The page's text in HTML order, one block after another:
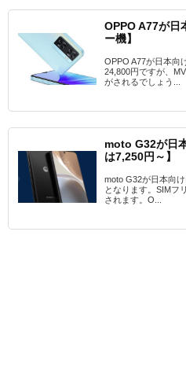
OPPO A77が日
ー機】
OPPO A77が日本向
24,800円ですが、
がされるでしょう...
moto G32が日
は7,250円～】
moto G32が日本向
となります。SIMフ
されます。O...